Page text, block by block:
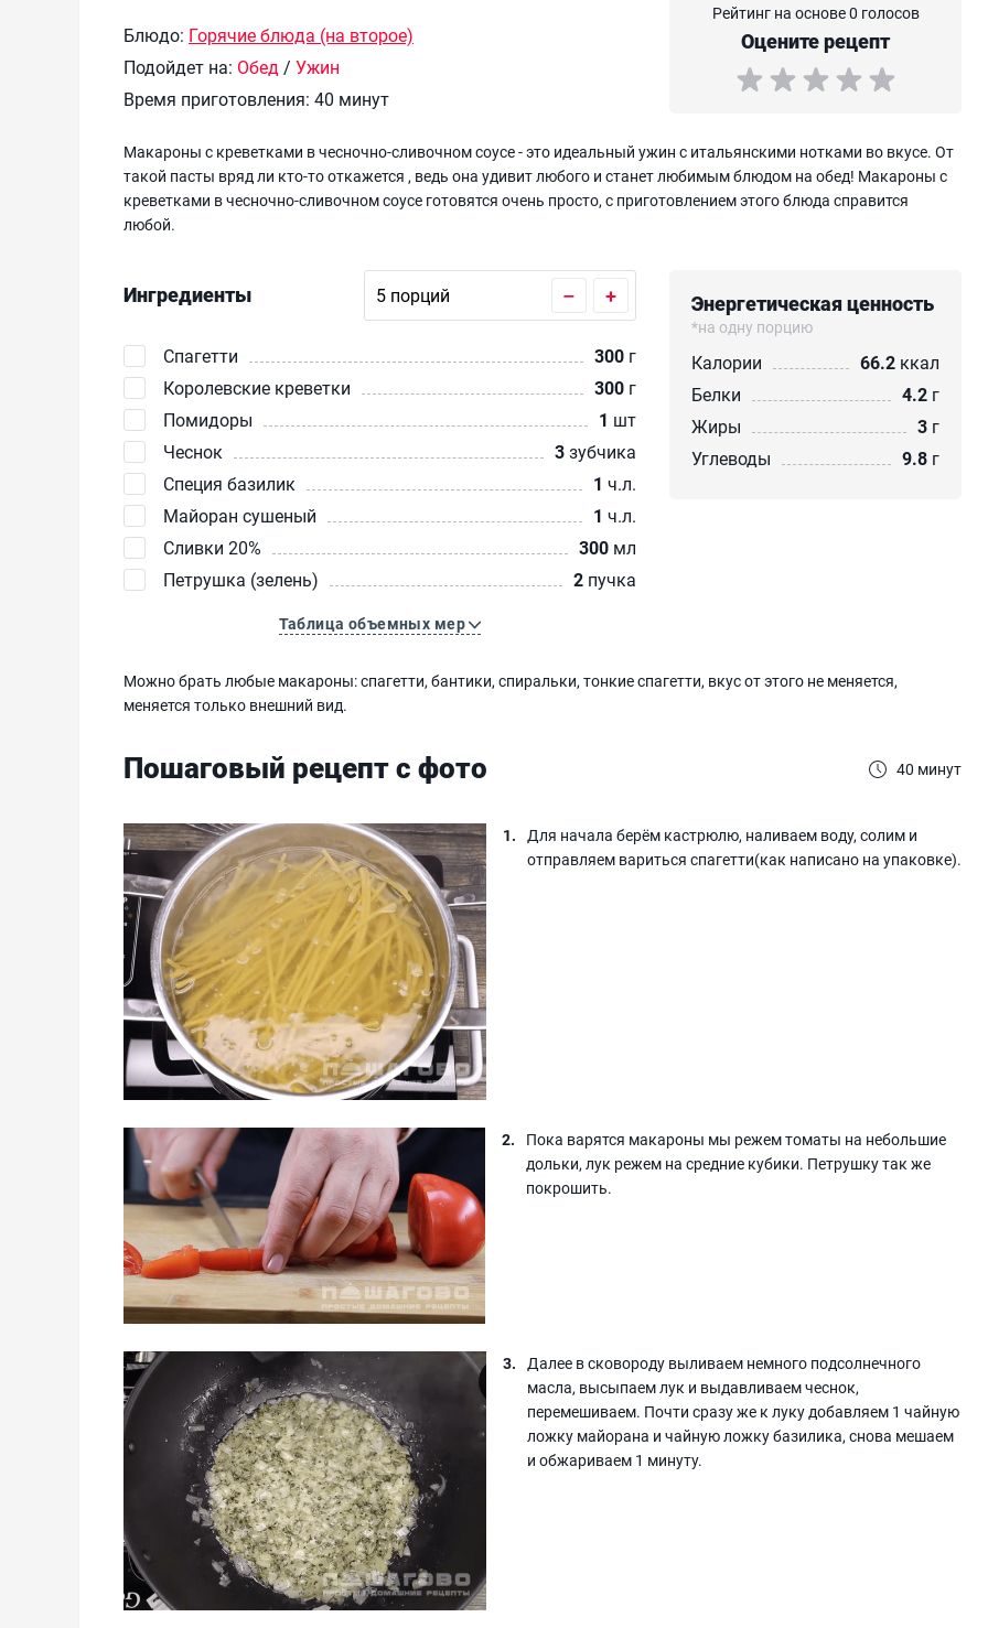
Блюдо: Горячие блюда (на второе)
Подойдет на: Обед / Ужин
Время приготовления: 40 минут
Рейтинг на основе 0 голосов
Оцените рецепт
Макароны с креветками в чесночно-сливочном соусе - это идеальный ужин с итальянскими нотками во вкусе. От
такой пасты вряд ли кто-то откажется , ведь она удивит любого и станет любимым блюдом на обед! Макароны с
креветками в чесночно-сливочном соусе готовятся очень просто, с приготовлением этого блюда справится
любой.
Ингредиенты – +
Спагетти 300 г
Королевские креветки
300 г
Помидоры
1 шт
Чеснок
3зубчика
Специя базилик
1 ч.л.
Майоран сушеный
1 ч.л.
Сливки 20%
300 мл
Петрушка (зелень)
2 пучка
Таблица объемных мер
Энергетическая ценность
*на одну порцию
Калории 66.2 ккал
Белки
4.2 г
Жиры
3 г
Углеводы
9.8 г
Можно брать любые макароны: спагетти, бантики, спиральки, тонкие спагетти, вкус от этого не меняется,
меняется только внешний вид.
Пошаговый рецепт с фото 40 минут
Для начала берём кастрюлю, наливаем воду, солим и
отправляем вариться спагетти(как написано на упаковке).
Пока варятся макароны мы режем томаты на небольшие
дольки, лук режем на средние кубики. Петрушку так же
покрошить.
Далее в сковороду выливаем немного подсолнечного
масла, высыпаем лук и выдавливаем чеснок,
перемешиваем. Почти сразу же к луку добавляем 1 чайную
ложку майорана и чайную ложку базилика, снова мешаем
и обжариваем 1 минуту.